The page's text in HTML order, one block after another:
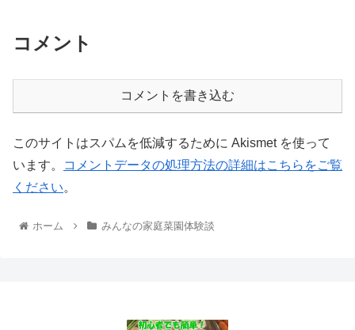
コメント
コメントを書き込む
このサイトはスパムを低減するために Akismet を使って
います。
コメントデータの処理方法の詳細はこちらをご覧
ください。
ホーム みんなの家庭菜園体験談